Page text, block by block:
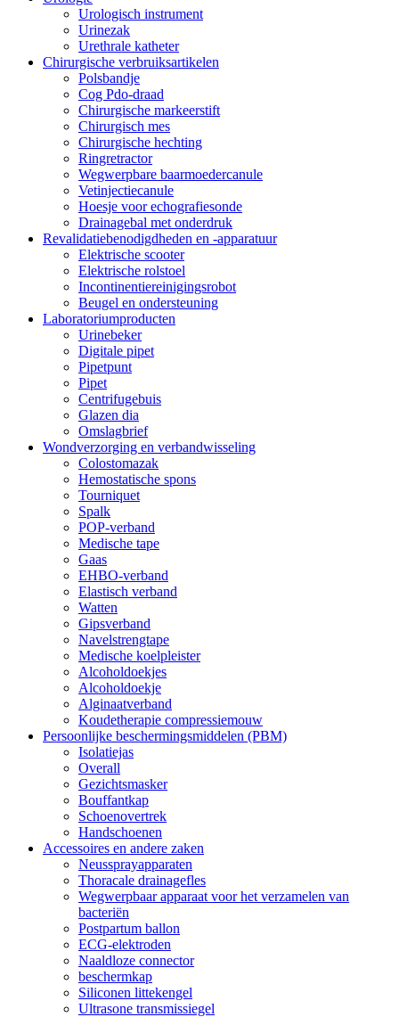
Urologisch instrument
Urinezak
Urethrale katheter
Chirurgische verbruiksartikelen
Polsbandje
Cog Pdo-draad
Chirurgische markeerstift
Chirurgisch mes
Chirurgische hechting
Ringretractor
Wegwerpbare baarmoedercanule
Vetinjectiecanule
Hoesje voor echografiesonde
Drainagebal met onderdruk
Revalidatiebenodigdheden en -apparatuur
Elektrische scooter
Elektrische rolstoel
Incontinentiereinigingsrobot
Beugel en ondersteuning
Laboratoriumproducten
Urinebeker
Digitale pipet
Pipetpunt
Pipet
Centrifugebuis
Glazen dia
Omslagbrief
Wondverzorging en verbandwisseling
Colostomazak
Hemostatische spons
Tourniquet
Spalk
POP-verband
Medische tape
Gaas
EHBO-verband
Elastisch verband
Watten
Gipsverband
Navelstrengtape
Medische koelpleister
Alcoholdoekjes
Alcoholdoekje
Alginaatverband
Koudetherapie compressiemouw
Persoonlijke beschermingsmiddelen (PBM)
Isolatiejas
Overall
Gezichtsmasker
Bouffantkap
Schoenovertrek
Handschoenen
Accessoires en andere zaken
Neussprayapparaten
Thoracale drainagefles
Wegwerpbaar apparaat voor het verzamelen van
bacteriën
Postpartum ballon
ECG-elektroden
Naaldloze connector
beschermkap
Siliconen littekengel
Ultrasone transmissiegel